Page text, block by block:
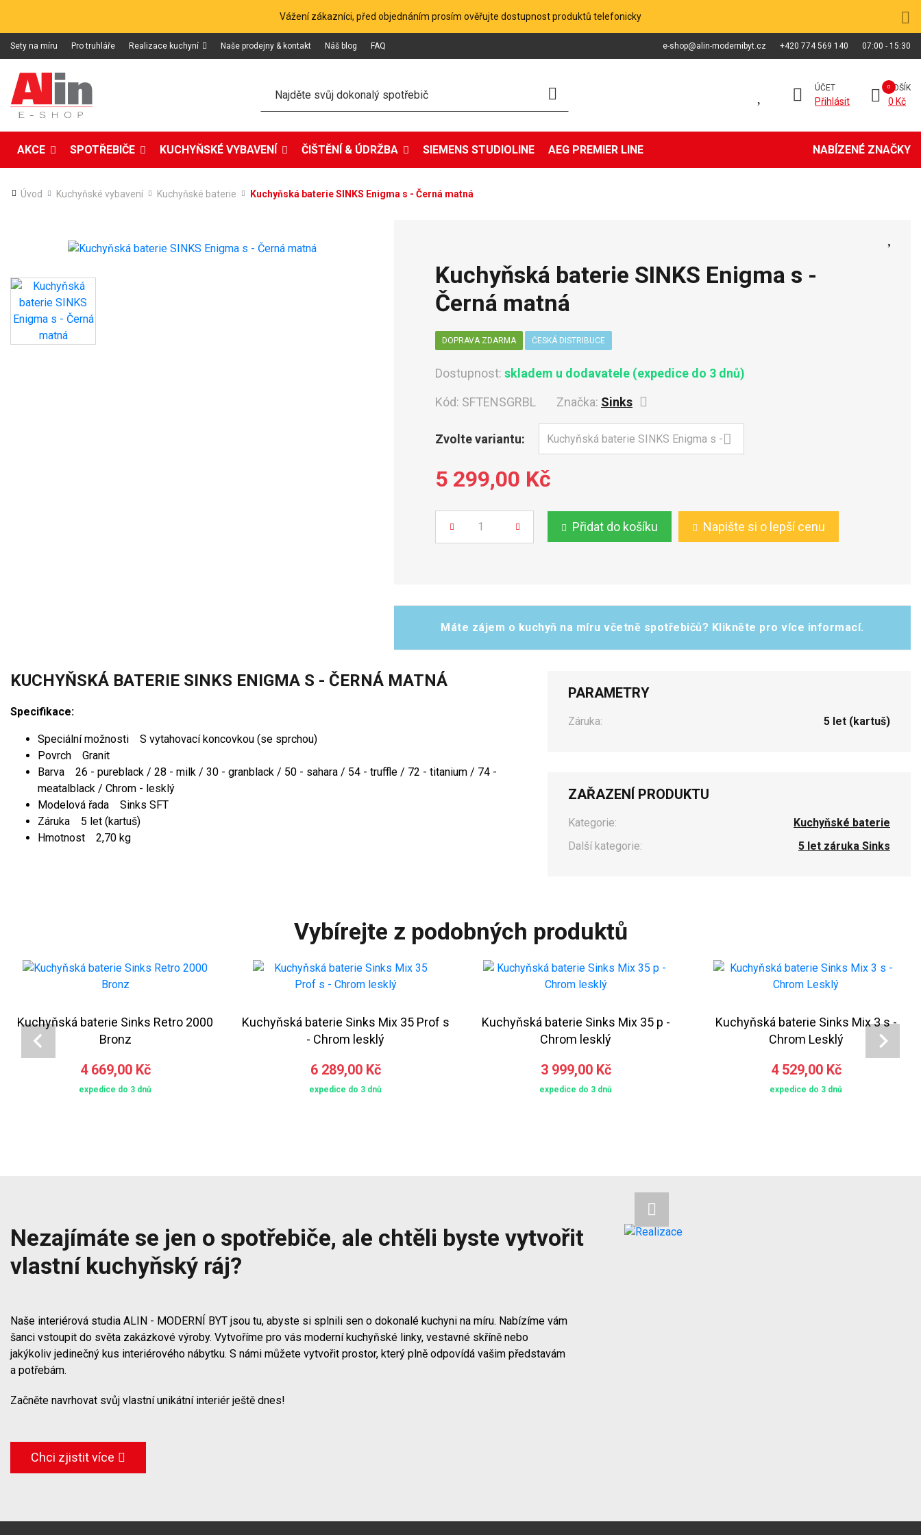
Vážení zákazníci, před objednáním prosím ověřujte dostupnost produktů telefonicky
Sety na míru Pro truhláře Realizace kuchyní Naše prodejny & kontakt Náš blog FAQ e-shop@alin-modernibyt.cz +420 774 569 140 07:00 - 15:30
ÚČET
Přihlásit
KOŠÍK
0 Kč
AKCE SPOTŘEBIČE KUCHYŇSKÉ VYBAVENÍ ČIŠTĚNÍ & ÚDRŽBA SIEMENS STUDIOLINE AEG PREMIER LINE NABÍZENÉ ZNAČKY
Úvod Kuchyňské vybavení Kuchyňské baterie Kuchyňská baterie SINKS Enigma s - Černá matná
Kuchyňská baterie SINKS Enigma s -
Černá matná
DOPRAVA ZDARMA ČESKÁ DISTRIBUCE
Dostupnost: skladem u dodavatele (expedice do 3 dnů)
Kód: SFTENSGRBL Značka: Sinks
Zvolte variantu:
5 299,00 Kč
Počet Přidat do košíku Napište si o lepší cenu
Máte zájem o kuchyň na míru včetně spotřebičů? Klikněte pro více informací.
KUCHYŇSKÁ BATERIE SINKS ENIGMA S - ČERNÁ MATNÁ
Specifikace:
Speciální možnosti S vytahovací koncovkou (se sprchou)
Povrch Granit
Barva 26 - pureblack / 28 - milk / 30 - granblack / 50 - sahara / 54 - truffle / 72 - titanium / 74 -
meatalblack / Chrom - lesklý
Modelová řada Sinks SFT
Záruka 5 let (kartuš)
Hmotnost 2,70 kg
PARAMETRY
Záruka: 5 let (kartuš)
ZAŘAZENÍ PRODUKTU
Kategorie:
Kuchyňské baterie
Další kategorie:
5 let záruka Sinks
Vybírejte z podobných produktů
Kuchyňská baterie Sinks Retro 2000
Bronz
4 669,00 Kč
expedice do 3 dnů
Kuchyňská baterie Sinks Mix 35 Prof s
- Chrom lesklý
6 289,00 Kč
expedice do 3 dnů
Kuchyňská baterie Sinks Mix 35 p -
Chrom lesklý
3 999,00 Kč
expedice do 3 dnů
Kuchyňská baterie Sinks Mix 3 s -
Chrom Lesklý
4 529,00 Kč
expedice do 3 dnů
Nezajímáte se jen o spotřebiče, ale chtěli byste vytvořit
vlastní kuchyňský ráj?
Naše interiérová studia ALIN - MODERNÍ BYT jsou tu, abyste si splnili sen o dokonalé kuchyni na míru. Nabízíme vám
šanci vstoupit do světa zakázkové výroby. Vytvoříme pro vás moderní kuchyňské linky, vestavné skříně nebo
jakýkoliv jedinečný kus interiérového nábytku. S námi můžete vytvořit prostor, který plně odpovídá vašim představám
a potřebám.
Začněte navrhovat svůj vlastní unikátní interiér ještě dnes!
Chci zjistit více